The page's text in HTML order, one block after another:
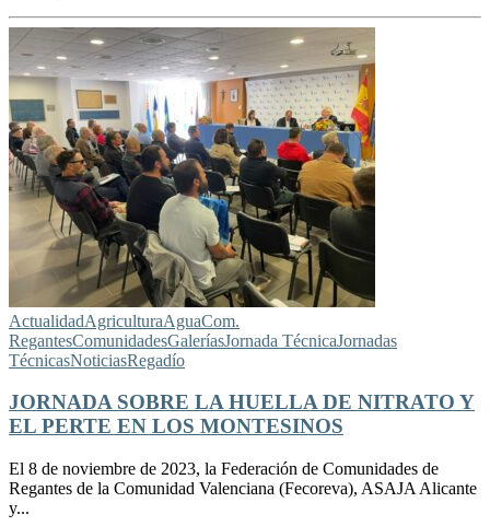
ActualidadAgriculturaAguaCom.
RegantesComunidadesGaleríasJornada TécnicaJornadas
TécnicasNoticiasRegadío
JORNADA SOBRE LA HUELLA DE NITRATO Y
EL PERTE EN LOS MONTESINOS
El 8 de noviembre de 2023, la Federación de Comunidades de
Regantes de la Comunidad Valenciana (Fecoreva), ASAJA Alicante
y...